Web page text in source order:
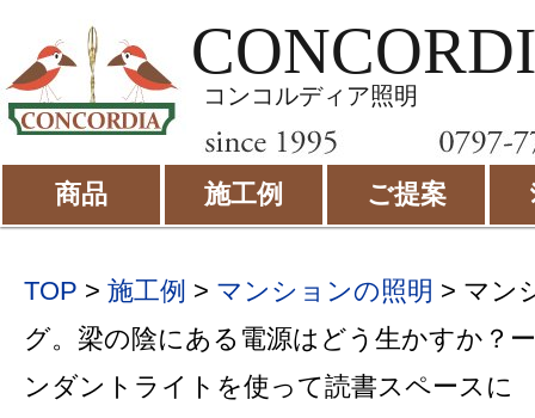
コンコルディア照明
商品 施工例 ご提案
TOP > 施工例 > マンションの照明 > マン
グ。梁の陰にある電源はどう生かすか？
ンダントライトを使って読書スペース